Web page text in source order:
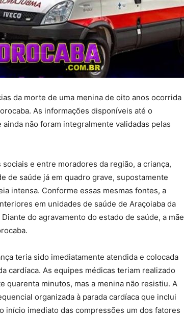
da morte de uma menina de oito anos ocorrida
As informações disponíveis até o
não foram integralmente validadas pelas
e entre moradores da região, a criança,
de saúde já em quadro grave, supostamente
intensa. Conforme essas mesmas fontes, a
em unidades de saúde de Araçoiaba da
do agravamento do estado de saúde, a mãe
teria sido imediatamente atendida e colocada
cardíaca. As equipes médicas teriam realizado
quarenta minutos, mas a menina não resistiu. A
organizada à parada cardíaca que inclui
imediato das compressões um dos fatores